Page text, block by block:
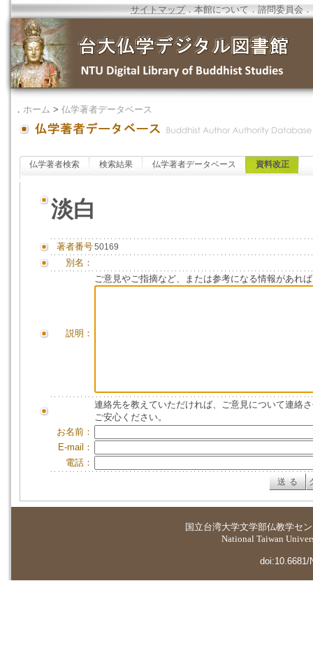
サイトマップ．本館について ．諮問委員会 ．
． ホーム > 仏学著者データベース
仏学著者検索 検索結果 仏学著者データベース 資料改正
淡白
著者番号50169
別名：
説明：
ご意見やご指摘など、または参考になる情報があれ
連絡先を教えていただければ、ご意見について連絡
ご安心ください。
お名前：
E-mail：
電話：
国立台湾大学文学部仏教学セ
National Taiwan
doi:10.6681/